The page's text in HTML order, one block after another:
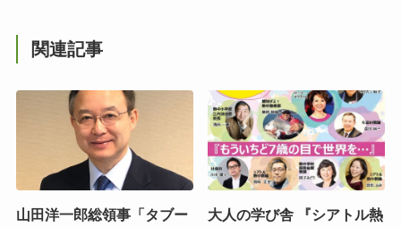
関連記事
山田洋一郎総領事「タブー
大人の学び舎 『シアトル熱